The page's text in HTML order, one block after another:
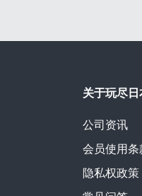
关于玩尽
公司资讯
会员使用条
隐私权政策